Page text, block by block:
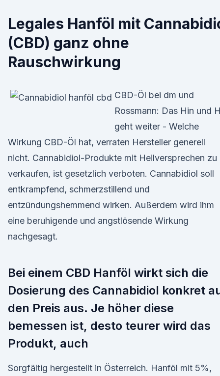
Legales Hanföl mit
(CBD) ganz ohne
Rauschwirkung
CBD-Öl bei dm und
Rossmann: Das Hin und
geht weiter - Welche
Wirkung CBD-Öl hat, verraten Hersteller generell
nicht. Cannabidiol-Produkte mit Heilversprechen zu
verkaufen, ist gesetzlich verboten. Cannabidiol soll
entkrampfend, schmerzstillend und
entzündungshemmend wirken. Außerdem wird ihm
eine beruhigende und angstlösende Wirkung
nachgesagt.
Bei einem CBD Hanföl wirkt sich die
Dosierung des Cannabidiol konkret
den Preis aus. Je höher diese
bemessen ist, desto teurer wird das
Produkt, auch
Sorgfältig hergestellt in Österreich. Hanföl mit 5%,